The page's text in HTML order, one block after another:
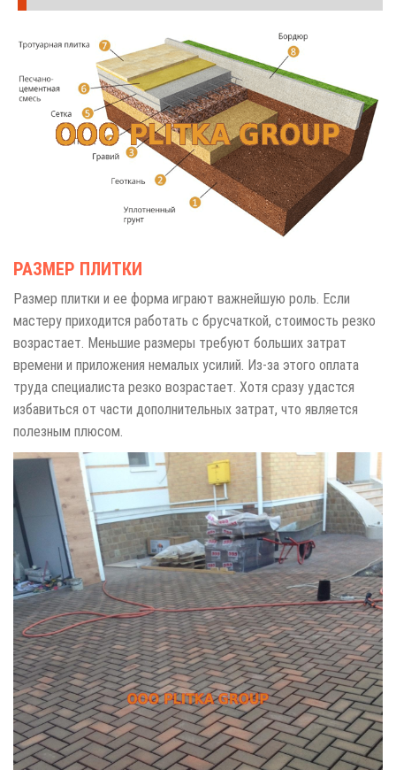
РАЗМЕР ПЛИТКИ
Размер плитки и ее форма играют важнейшую роль. Если
мастеру приходится работать с брусчаткой, стоимость резко
возрастает. Меньшие размеры требуют больших затрат
времени и приложения немалых усилий. Из-за этого оплата
труда специалиста резко возрастает. Хотя сразу удастся
избавиться от части дополнительных затрат, что является
полезным плюсом.